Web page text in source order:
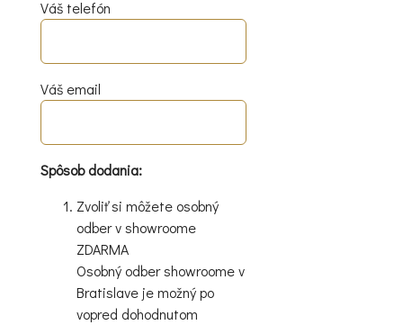
Váš telefón
Váš email
Spôsob dodania:
Zvoliť si môžete osobný
odber v showroome
ZDARMA
Osobný odber showroome v
Bratislave je možný po
vopred dohodnutom